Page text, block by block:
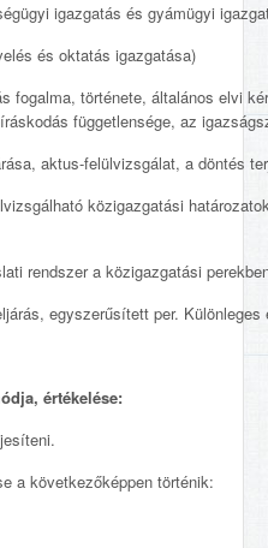
igazgatás és gyámügyi
és oktatás igazgatása)
fogalma, története, általános elvi
függetlensége, az
aktus-felülvizsgálat, a döntés
közigazgatási
rendszer a közigazgatási
egyszerűsített per. Különleges
értékelése:
a következőképpen történik: